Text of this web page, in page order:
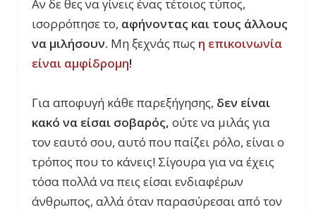
Αν δε θες να γίνεις ένας τέτοιος τύπος,
ισορρόπησε το, αφήνοντας και τους άλλους
να μιλήσουν. Μη ξεχνάς πως η επικοινωνία
είναι αμφίδρομη!
Για αποφυγή κάθε παρεξήγησης, δεν είναι
κακό να είσαι σοβαρός, ούτε να μιλάς για
τον εαυτό σου, αυτό που παίζει ρόλο, είναι ο
τρόπος που το κάνεις! Σίγουρα για να έχεις
τόσα πολλά να πεις είσαι ενδιαφέρων
άνθρωπος, αλλά όταν παρασύρεσαι από τον